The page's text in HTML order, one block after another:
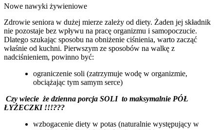
Nowe nawyki żywieniowe
Zdrowie seniora w dużej mierze zależy od diety. Żaden jej składnik
nie pozostaje bez wpływu na pracę organizmu i samopoczucie.
Dlatego szukając sposobu na obniżenie ciśnienia, warto zacząć
właśnie od kuchni. Pierwszym ze sposobów na walkę z
nadciśnieniem, powinno być:
ograniczenie soli (zatrzymuje wodę w organizmie,
obciążając tym samym serce)
Czy wiecie że dzienna porcja SOLI to maksymalnie PÓŁ
ŁYŻECZKI !!!???
wzbogacenie diety w potas (naturalnie występujący w